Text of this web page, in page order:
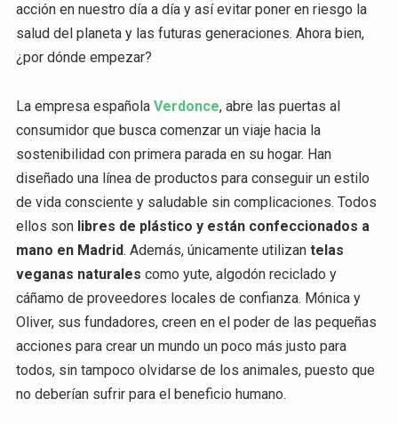
acción en nuestro día a día y así evitar poner en riesgo la
salud del planeta y las futuras generaciones. Ahora bien,
¿por dónde empezar?
La empresa española Verdonce, abre las puertas al
consumidor que busca comenzar un viaje hacia la
sostenibilidad con primera parada en su hogar. Han
diseñado una línea de productos para conseguir un estilo
de vida consciente y saludable sin complicaciones. Todos
ellos son libres de plástico y están confeccionados a
mano en Madrid. Además, únicamente utilizantelas
veganas naturales como yute, algodón reciclado y
cáñamo de proveedores locales de confianza. Mónica y
Oliver, sus fundadores, creen en el poder de las pequeñas
acciones para crear un mundo un poco más justo para
todos, sin tampoco olvidarse de los animales, puesto que
no deberían sufrir para el beneficio humano.